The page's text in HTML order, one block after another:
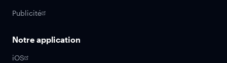
Publicité
Notre application
iOS